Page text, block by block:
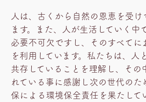
人は、古くから自然の恩恵を受け
ます。また、人が生活していく中
必要不可欠ですし、そのすべてに
を利用しています。私たちは、人
共存していることを理解し、その
れている事に感謝し次の世代のた
保による環境保全責任を果たして